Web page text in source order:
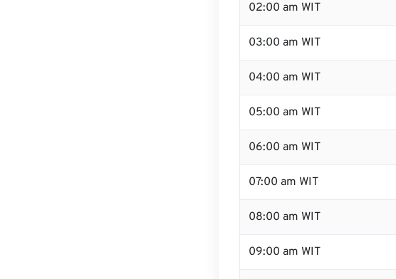
02:00 am WIT
03:00 am WIT
04:00 am WIT
05:00 am WIT
06:00 am WIT
07:00 am WIT
08:00 am WIT
09:00 am WIT